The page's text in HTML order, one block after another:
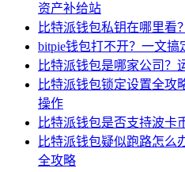
资产补给站
比特派钱包私钥在哪里看
bitpie钱包打不开？一文
比特派钱包是哪家公司？
比特派钱包锁定设置全攻
操作
比特派钱包是否支持波卡
比特派钱包疑似跑路怎么
全攻略